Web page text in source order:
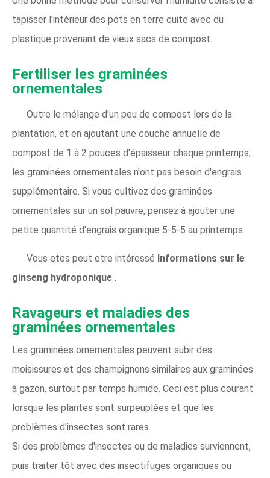
tapisser l'intérieur des pots en terre cuite avec du
plastique provenant de vieux sacs de compost.
Fertiliser les graminées
ornementales
Outre le mélange d'un peu de compost lors de la
plantation, et en ajoutant une couche annuelle de
compost de 1 à 2 pouces d'épaisseur chaque printemps,
les graminées ornementales n'ont pas besoin d'engrais
supplémentaire. Si vous cultivez des graminées
ornementales sur un sol pauvre, pensez à ajouter une
petite quantité d'engrais organique 5-5-5 au printemps.
Vous etes peut etre intéressé Informations sur le
ginseng hydroponique
Ravageurs et maladies des
graminées ornementales
Les graminées ornementales peuvent subir des
moisissures et des champignons similaires aux graminées
à gazon, surtout par temps humide. Ceci est plus courant
lorsque les plantes sont surpeuplées et que les
problèmes d'insectes sont rares.
Si des problèmes d'insectes ou de maladies surviennent,
puis traiter tôt avec des insectifuges organiques ou